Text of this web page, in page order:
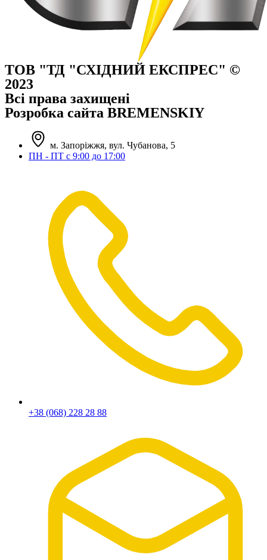
ТОВ "ТД "СХІДНИЙ ЕКСПРЕС" ©
2023
Всі права захищені
Розробка сайта BREMENSKIY
м. Запоріжжя, вул. Чубанова, 5
ПН - ПТ с 9:00 до 17:00
+38 (068) 228 28 88